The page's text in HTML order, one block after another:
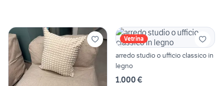
Vetrina
arredo studio o ufficio classico in
legno
1.000 €